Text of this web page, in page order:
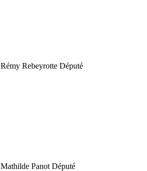
Rémy Rebeyrotte Député
Mathilde Panot Député